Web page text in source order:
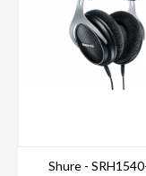
Shure -